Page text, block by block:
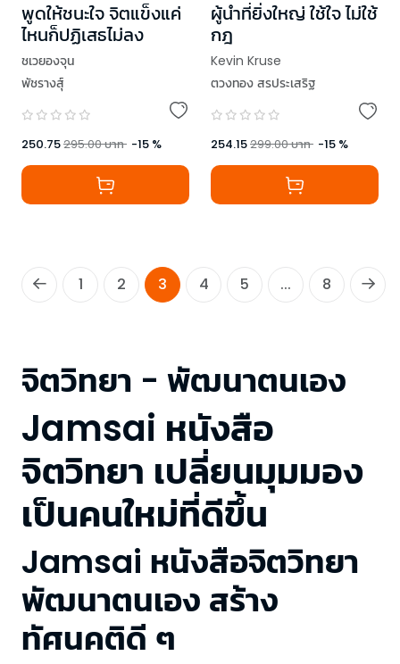
พูดให้ชนะใจ จิตแข็งแค่
ไหนก็ปฏิเสธไม่ลง
ชเวยองจุน
พัชรางสุ์
250.75295.00บาท -15 %
ผู้นำที่ยิ่งใหญ่ ใช้ใจ ไม่ใช้
กฎ
Kevin Kruse
ตวงทอง สรประเสริฐ
254.15299.00บาท -15 %
1 2 3 4 5 ... 8
จิตวิทยา - พัฒนาตนเอง
Jamsai หนังสือ
จิตวิทยา เปลี่ยนมุมมอง
เป็นคนใหม่ที่ดีขึ้น
Jamsai หนังสือจิตวิทยา
พัฒนาตนเอง สร้าง
ทัศนคติดี ๆ